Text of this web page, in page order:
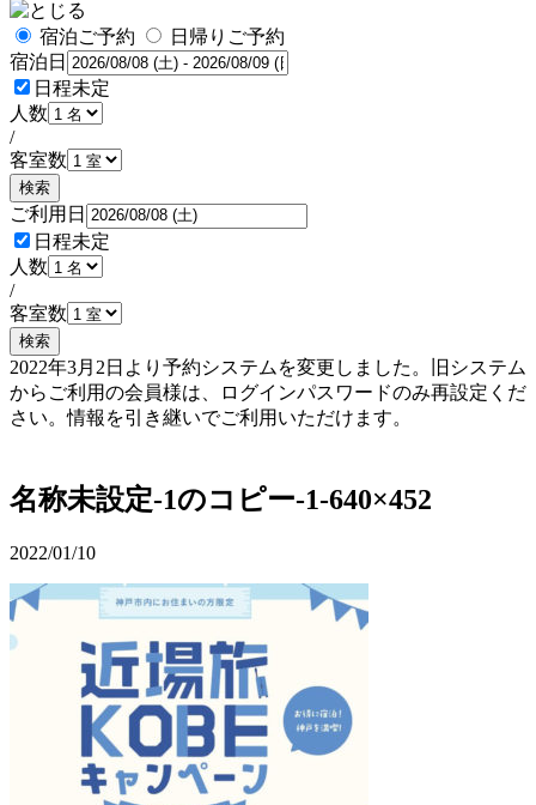
宿泊ご予約
日帰りご予約
宿泊日
日程未定
人数
/
客室数
検索
ご利用日
日程未定
人数
/
客室数
検索
2022年3月2日より予約システムを変更しました。旧システム
からご利用の会員様は、ログインパスワードのみ再設定くだ
さい。情報を引き継いでご利用いただけます。
名称未設定-1のコピー-1-640×452
2022/01/10